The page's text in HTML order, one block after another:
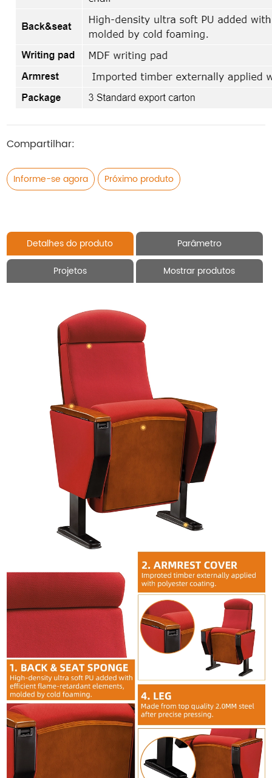
Compartilhar:
Informe-se agora Próximo produto
Detalhes do produto
Parâmetro
Projetos
Mostrar produtos